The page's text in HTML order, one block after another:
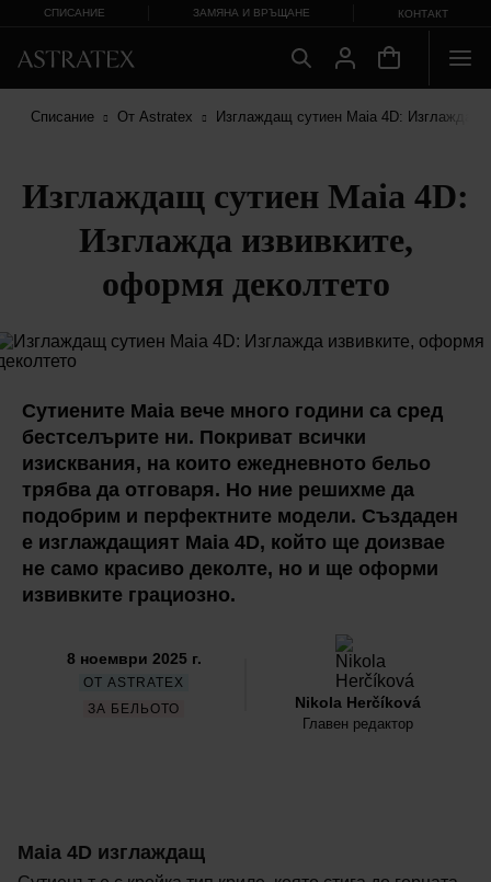
СПИСАНИЕ ЗАМЯНА И ВРЪЩАНЕ КОНТАКТ
Списание От Astratex Изглаждащ сутиен Maia 4D: Изглажда
Изглаждащ сутиен Maia 4D:
Изглажда извивките,
оформя деколтето
Сутиените Maia вече много години са сред
бестселърите ни. Покриват всички
изисквания, на които ежедневното бельо
трябва да отговаря. Но ние решихме да
подобрим и перфектните модели. Създаден
е изглаждащият Maia 4D, който ще доизвае
не само красиво деколте, но и ще оформи
извивките грациозно.
8 ноември 2025 г.
ОТ ASTRATEX
ЗА БЕЛЬОТО
Nikola Herčíková
Главен редактор
Maia 4D изглаждащ